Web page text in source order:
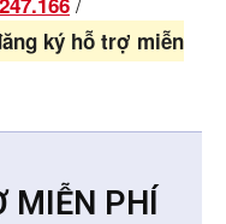
ký hỗ trợ miễn
MIỄN PHÍ